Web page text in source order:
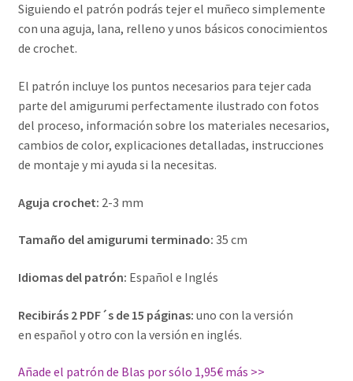
Siguiendo el patrón podrás tejer el muñeco simplemente
con una aguja, lana, relleno y unos básicos conocimientos
de crochet.
El patrón incluye los puntos necesarios para tejer cada
parte del amigurumi perfectamente ilustrado con fotos
del proceso, información sobre los materiales necesarios,
cambios de color, explicaciones detalladas, instrucciones
de montaje y mi ayuda si la necesitas.
Aguja crochet: 2-3 mm
Tamaño del amigurumi terminado: 35 cm
Idiomas del patrón: Español e Inglés
Recibirás 2 PDF´s de 15 páginas: uno con la versión
en español y otro con la versión en inglés.
Añade el patrón de Blas por sólo 1,95€ más >>